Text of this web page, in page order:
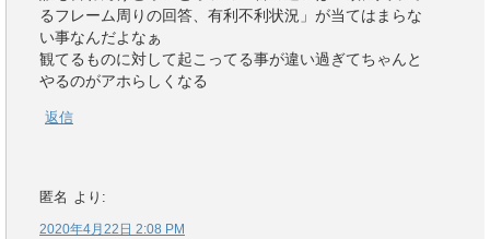
るフレーム周りの回答、有利不利状況」が当てはまらな
い事なんだよなぁ
観てるものに対して起こってる事が違い過ぎてちゃんと
やるのがアホらしくなる
返信
匿名 より:
2020年4月22日 2:08 PM